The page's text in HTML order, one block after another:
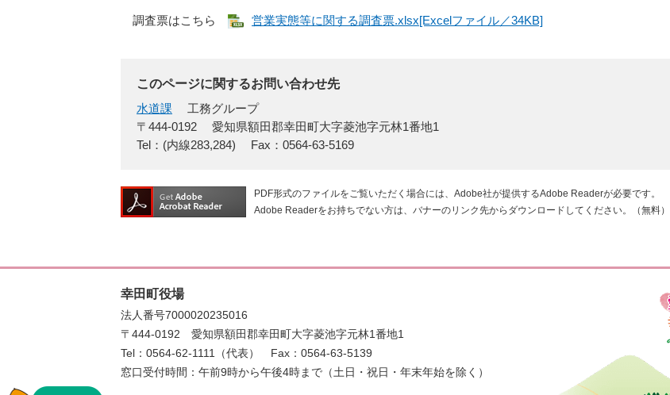
調査票はこちら 営業実態等に関する調査票.xlsx[Excelファイル／34KB]
このページに関するお問い合わせ先
水道課
工務グループ
〒444-0192
愛知県額田郡幸田町大字菱池字元林1番地1
Tel：(内線283,284)
Fax：0564-63-5169
PDF形式のファイルをご覧いただく場合には、Adobe社が提供するAdobe Readerが必要です。
Adobe Readerをお持ちでない方は、バナーのリンク先からダウンロードしてください。（無料）
幸田町役場
法人番号7000020235016
〒444-0192
愛知県額田郡幸田町大字菱池字元林1番地1
Tel：0564-62-1111（代表）
Fax：0564-63-5139
窓口受付時間：午前9時から午後4時まで（土日・祝日・年末年始を除く）